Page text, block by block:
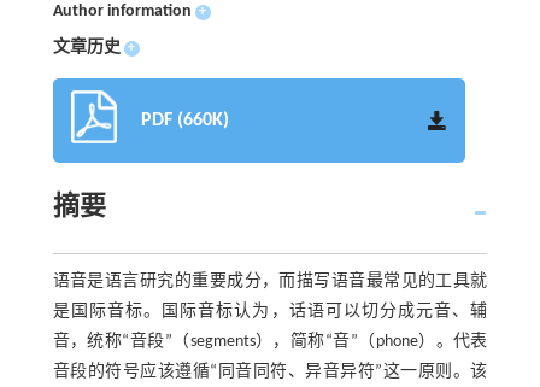
Author information +
文章历史 +
PDF (660K)
摘要
语音是语言研究的重要成分，而描写语音最常见的工具就
是国际音标。国际音标认为，话语可以切分成元音、辅
音，统称“音段”（segments），简称“音”（phone）。代表
音段的符号应该遵循“同音同符、异音异符”这一原则。该